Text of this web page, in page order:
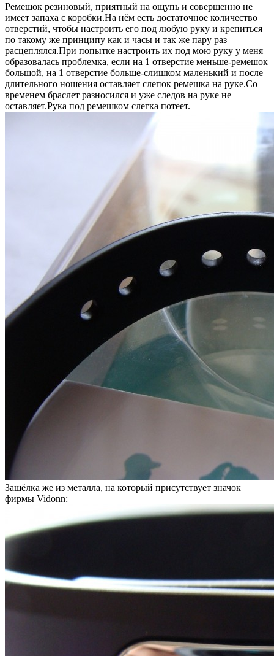
Ремешок резиновый, приятный на ощупь и совершенно не
имеет запаха с коробки.На нём есть достаточное количество
отверстий, чтобы настроить его под любую руку и крепиться
по такому же принципу как и часы и так же пару раз
расцеплялся.При попытке настроить их под мою руку у меня
образовалась проблемка, если на 1 отверстие меньше-ремешок
большой, на 1 отверстие больше-слишком маленький и после
длительного ношения оставляет слепок ремешка на руке.Со
временем браслет разносился и уже следов на руке не
оставляет.Рука под ремешком слегка потеет.
Зашёлка же из металла, на который присутствует значок
фирмы Vidonn: